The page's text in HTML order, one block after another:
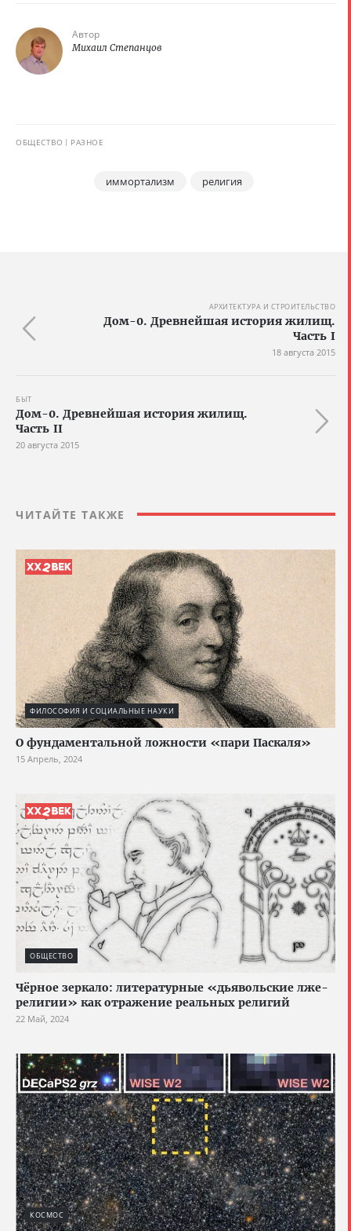
Автор
Михаил Степанцов
ОБЩЕСТВО РАЗНОЕ
иммортализм религия
АРХИТЕКТУРА И СТРОИТЕЛЬСТВО
Дом-0. Древнейшая история жилищ.
Часть I
18 августа 2015
БЫТ
Дом-0. Древнейшая история жилищ.
Часть II
20 августа 2015
ЧИТАЙТЕ ТАКЖЕ
ФИЛОСОФИЯ И СОЦИАЛЬНЫЕ НАУКИ
О фундаментальной ложности «пари Паскаля»
15 Апрель, 2024
ОБЩЕСТВО
Чёрное зеркало: литературные «дьявольские лже-
религии» как отражение реальных религий
22 Май, 2024
КОСМОС